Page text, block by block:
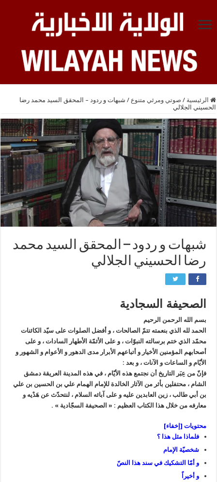
الرئيسية / صوتي ومرئي متنوع / شبهات و ردود – المحقق السيد محمد رضا
الحسيني الجلالي
شبهات و ردود – المحقق السيد محمد
رضا الحسيني الجلالي
الصحيفة السجادية
بسم الله الرحمن الرحيم
الحمد لله الذي بنعمته تتمّ الصالحات ، و أفضل الصلوات على سيّد الكائنات
محمّد الذي ختم برسالته النبوّات ، و على الأئمّة الأطهار السادات ، و على
أصحابهم المؤمنين الأخيار و أتباعهم الأبرار مدى الدهور و الأعوام و الشهور و
الأيّام و الساعات و الآنات ، و بعد :
فإنّ من عِبَر التاريخ أن نجتمع هذه الأيّام ، في هذه المدينة العريقة دمشق
الشام ، محتفلين بأثر من الآثار الخالدة للإمام الهمام علي بن الحسين بن علي
بن أبي طالب ، زين العابدين عليه و على آبائه السلام ، لنتحدّث عن هَدْيه و
معارفه من خلال هذا الكتاب العظيم : « الصحيفة السجّادية » .
محتويات [ إخفاء]
فلماذا مثل هذا ؟
شخصيّة الإمام
و أمّا التشكيك في سند هذا النصّ
و أخيراً